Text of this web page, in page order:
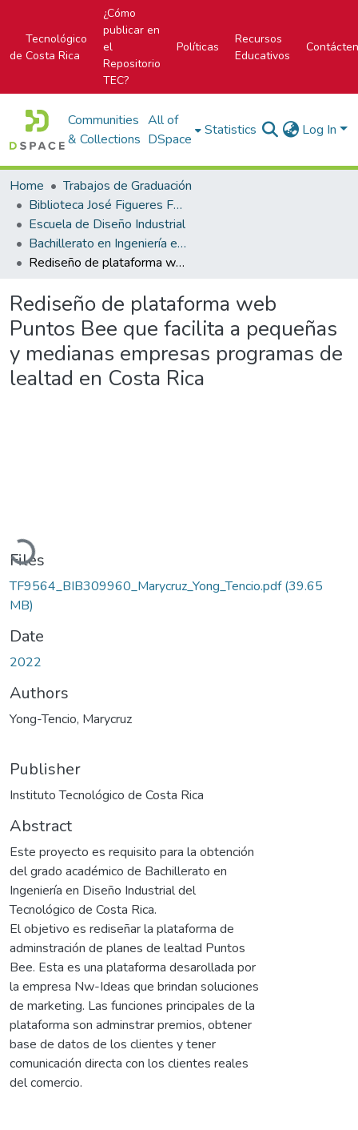
Tecnológico
de Costa Rica
¿Cómo
publicar en
el
Repositorio
TEC?
Políticas
Recursos
Educativos
Communities
& Collections
All of
DSpace
Statistics Log In
Home
Trabajos de Graduación
Biblioteca José Figueres Ferrer
Escuela de Diseño Industrial
Bachillerato en Ingeniería en Diseño Industrial
Rediseño de plataforma web Puntos Bee que facilita a pequeñas y medianas empresas programas de lealtad en Costa Rica
Rediseño de plataforma web
Puntos Bee que facilita a pequeñas
y medianas empresas programas de
lealtad en Costa Rica
Loading...
Files
TF9564_BIB309960_Marycruz_Yong_Tencio.pdf(39.65
MB)
Date
2022
Authors
Yong-Tencio, Marycruz
Publisher
Instituto Tecnológico de Costa Rica
Abstract
Este proyecto es requisito para la obtención
del grado académico de Bachillerato en
Ingeniería en Diseño Industrial del
Tecnológico de Costa Rica.
El objetivo es rediseñar la plataforma de
adminstración de planes de lealtad Puntos
Bee. Esta es una plataforma desarollada por
la empresa Nw-Ideas que brindan soluciones
de marketing. Las funciones principales de la
plataforma son adminstrar premios, obtener
base de datos de los clientes y tener
comunicación directa con los clientes reales
del comercio.